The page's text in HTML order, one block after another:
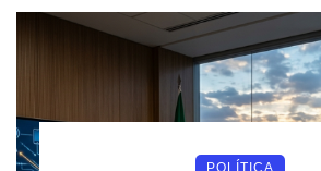
POLÍTICA